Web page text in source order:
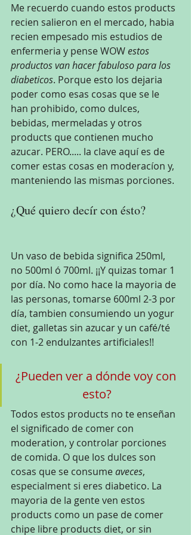
Me recuerdo cuando estos products
recien salieron en el mercado, habia
recien empesado mis estudios de
enfermeria y pense WOW estos
productos van hacer fabuloso para los
diabeticos. Porque esto los dejaria
poder como esas cosas que se le
han prohibido, como dulces,
bebidas, mermeladas y otros
products que contienen mucho
azucar. PERO..... la clave aquí es de
comer estas cosas en moderacíon y,
manteniendo las mismas porciones.
¿Qué quiero decír con ésto?
Un vaso de bebida significa 250ml,
no 500ml ó 700ml. ¡¡Y quizas tomar 1
por día. No como hace la mayoria de
las personas, tomarse 600ml 2-3 por
día, tambien consumiendo un yogur
diet, galletas sin azucar y un café/té
con 1-2 endulzantes artificiales!!
¿Pueden ver a dónde voy con
esto?
Todos estos products no te enseñan
el significado de comer con
moderation, y controlar porciones
de comida. O que los dulces son
cosas que se consume aveces,
especialment si eres diabetico. La
mayoria de la gente ven estos
products como un pase de comer
chipe libre products diet, or sin